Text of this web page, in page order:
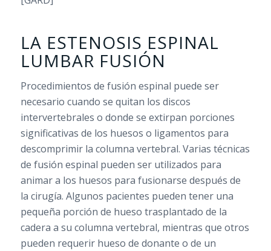
LA ESTENOSIS ESPINAL
LUMBAR FUSIÓN
Procedimientos de fusión espinal puede ser
necesario cuando se quitan los discos
intervertebrales o donde se extirpan porciones
significativas de los huesos o ligamentos para
descomprimir la columna vertebral. Varias técnicas
de fusión espinal pueden ser utilizados para
animar a los huesos para fusionarse después de
la cirugía. Algunos pacientes pueden tener una
pequeña porción de hueso trasplantado de la
cadera a su columna vertebral, mientras que otros
pueden requerir hueso de donante o de un